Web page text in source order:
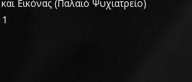
Εικόνας (Παλαιό Ψυχιατρείο)